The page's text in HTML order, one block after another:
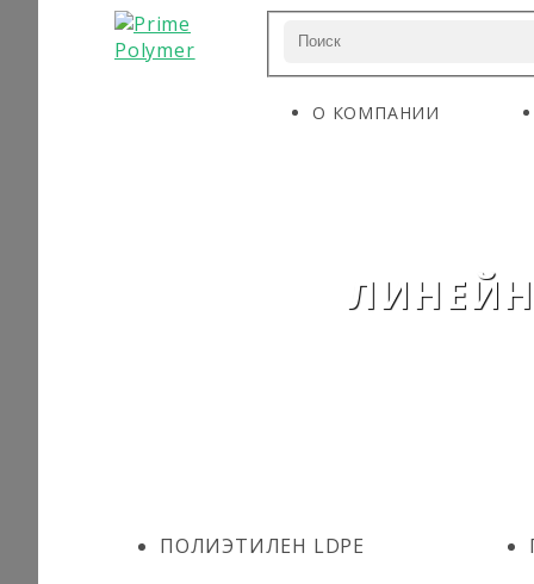
О КОМПАНИИ
ПОЛИЭТИЛЕН LDPE